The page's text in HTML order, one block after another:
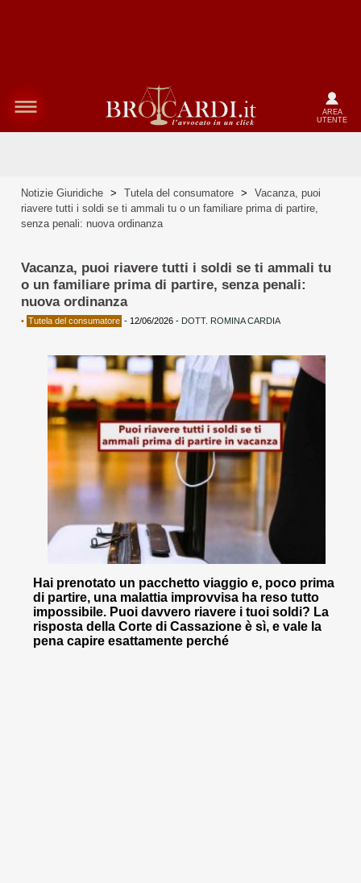
AREA
UTENTE
Notizie Giuridiche > Tutela del consumatore >
Vacanza, puoi
riavere tutti i soldi se ti ammali tu o un familiare prima di partire,
senza penali: nuova ordinanza
Vacanza, puoi riavere tutti i soldi se ti ammali tu
o un familiare prima di partire, senza penali:
nuova ordinanza
• Tutela del consumatore - 12/06/2026 - DOTT. ROMINA CARDIA
Hai prenotato un pacchetto viaggio e, poco prima
di partire, una malattia improvvisa ha reso tutto
impossibile. Puoi davvero riavere i tuoi soldi? La
risposta della Corte di Cassazione è sì, e vale la
pena capire esattamente perché